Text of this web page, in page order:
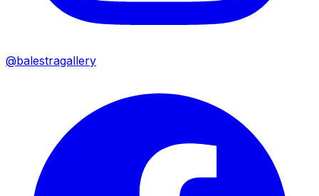
@balestragallery